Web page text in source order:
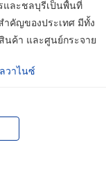
และชลบุรีเป็นพื้นที่
ำคัญของประเทศ มีทั้ง
นค้า และศูนย์กระจาย
วาไนซ์